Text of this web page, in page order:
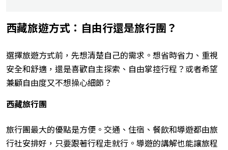
西藏旅遊方式：自由行還是旅行團？
選擇旅遊方式前，先想清楚自己的需求。想省時省力、重視
安全和舒適，還是喜歡自主探索、自由掌控行程？或者希望
兼顧自由度又不想操心細節？
西藏旅行團
旅行團最大的優點是方便。交通、住宿、餐飲和導遊都由旅
行社安排好，只要跟著行程走就行。導遊的講解也能讓旅程